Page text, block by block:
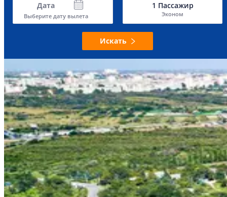
Дата
Выберите дату вылета
1 Пассажир
Эконом
Искать